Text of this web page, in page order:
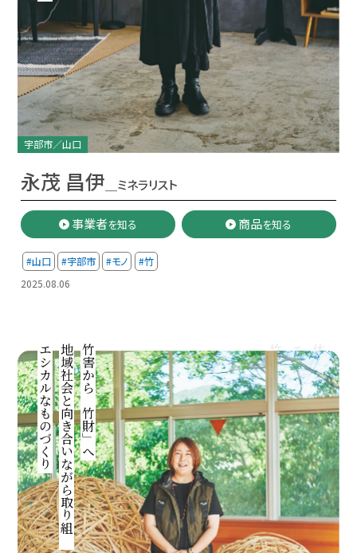
宇部市／山口
永茂 昌伊 ＿ミネラリスト
事業者を知る 商品を知る
#山口 #宇部市 #モノ
#竹
2025.08.06
竹害から「竹財」へ
地域社会と向き合いながら取り組む
エシカルなものづくり 体感的に竹の可能性を知る
エシカルバンブーが手掛ける
竹の総合施設「竹ラボ」